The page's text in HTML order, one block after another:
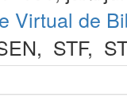
Virtual de
, STF,